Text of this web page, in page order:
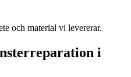
och material vi levererar.
i